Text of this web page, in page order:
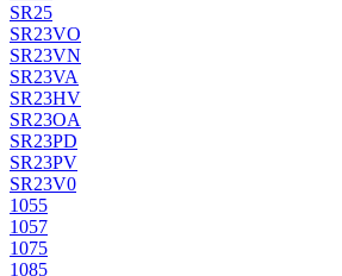
SR25
SR23VO
SR23VN
SR23VA
SR23HV
SR23OA
SR23PD
SR23PV
SR23V0
1055
1057
1075
1085